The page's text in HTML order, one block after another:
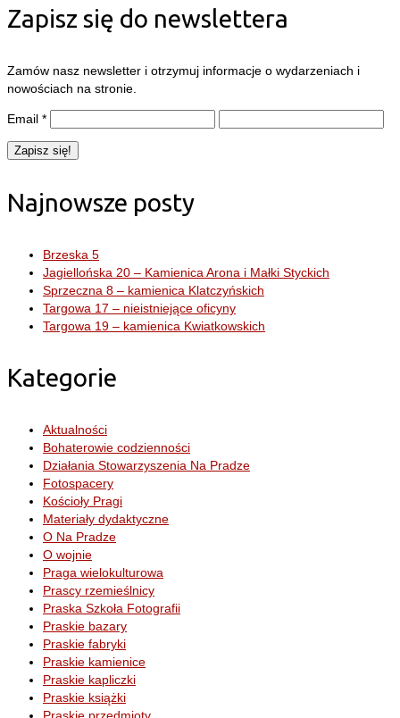
Zapisz się do newslettera
Zamów nasz newsletter i otrzymuj informacje o wydarzeniach i
nowościach na stronie.
Email *
Najnowsze posty
Brzeska 5
Jagiellońska 20 – Kamienica Arona i Małki Styckich
Sprzeczna 8 – kamienica Klatczyńskich
Targowa 17 – nieistniejące oficyny
Targowa 19 – kamienica Kwiatkowskich
Kategorie
Aktualności
Bohaterowie codzienności
Działania Stowarzyszenia Na Pradze
Fotospacery
Kościoły Pragi
Materiały dydaktyczne
O Na Pradze
O wojnie
Praga wielokulturowa
Prascy rzemieślnicy
Praska Szkoła Fotografii
Praskie bazary
Praskie fabryki
Praskie kamienice
Praskie kapliczki
Praskie książki